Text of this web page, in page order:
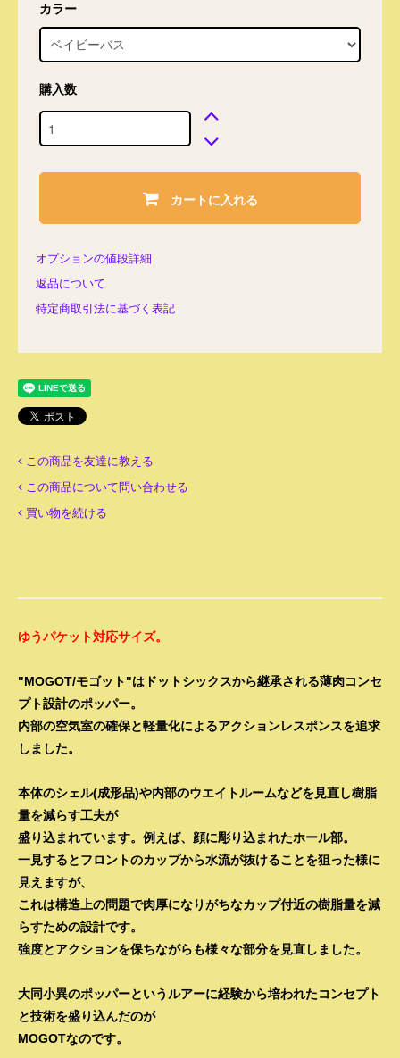
カラー
購入数
カートに入れる
オプションの値段詳細
返品について
特定商取引法に基づく表記
この商品を友達に教える
この商品について問い合わせる
買い物を続ける
ゆうパケット対応サイズ。
"MOGOT/モゴット"はドットシックスから継承される薄肉コンセ
プト設計のポッパー。
内部の空気室の確保と軽量化によるアクションレスポンスを追求
しました。
本体のシェル(成形品)や内部のウエイトルームなどを見直し樹脂
量を減らす工夫が
盛り込まれています。例えば、顔に彫り込まれたホール部。
一見するとフロントのカップから水流が抜けることを狙った様に
見えますが、
これは構造上の問題で肉厚になりがちなカップ付近の樹脂量を減
らすための設計です。
強度とアクションを保ちながらも様々な部分を見直しました。
大同小異のポッパーというルアーに経験から培われたコンセプト
と技術を盛り込んだのが
MOGOTなのです。